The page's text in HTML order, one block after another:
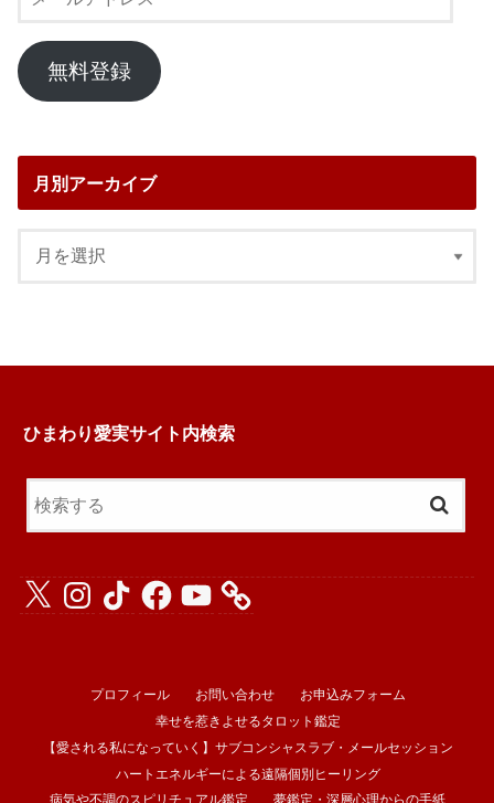
ー
ル
ア
ド
無料登録
月別アーカイブ
ひまわり愛実サイト内検索
X InstagramTikTokFacebookYouTube
プロフィール お問い合わせ
お申込みフォーム
幸せを惹きよせるタロット鑑定
【愛される私になっていく】サブコンシャスラブ・メールセッション
ハートエネルギーによる遠隔個別ヒーリング
病気や不調のスピリチュアル鑑定
夢鑑定・深層心理からの手紙